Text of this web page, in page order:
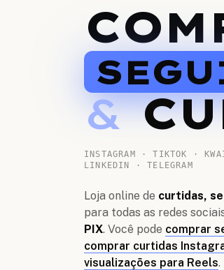
&
INSTAGRAM · TIKTOK ·
LINKEDIN · TELEGRAM
Loja online de curtidas,
para todas as redes
PIX. Você pode comprar
comprar curtidas
visualizações para Reels.